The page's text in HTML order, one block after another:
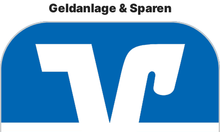
Geldanlage & Sparen